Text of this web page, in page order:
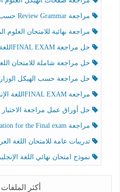
مراجعة Review Grammar حسب الهيكل اللغة الإنجليزية الصف الخامس الفصل الثالث
مراجعة نهائية للامتحان العلوم
حل مراجعة FINAL EXAMاللغة الإنجليزية الصف الخامس الفصل الثالث
حل مراجعة شاملة للامتحان اللغة
حل مراجعة حسب الهيكل الوزاري العلوم
مراجعة FINAL EXAMاللغة الإنجليزية الصف الخامس الفصل الثالث
حل أوراق عمل مراجعة الاختبار النهائي اللغة
مراجعة Preparation for the Final exam اللغة الإنجليزية الصف الرابع الفصل الثالث
تدريبات عامة للامتحان اللغة
نموذج امتحان نهائي اللغة
أكثر الملفات